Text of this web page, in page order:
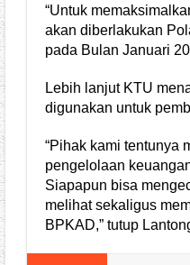
“Untuk
akan diberlakukan
pada Bulan Januari
Lebih lanjut KTU
digunakan untuk
“Pihak kami tentunya
pengelolaan
Siapapun bisa
melihat sekaligus
BPKAD,” tutup